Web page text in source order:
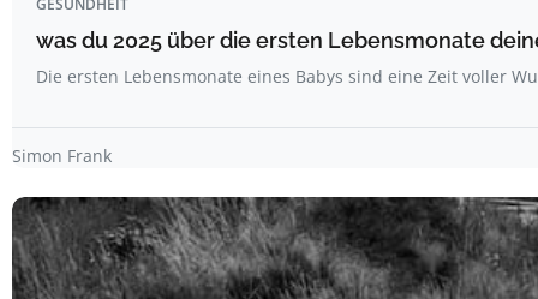
GESUNDHEIT
was du 2025 über die ersten Lebensmonate
Die ersten Lebensmonate eines Babys sind eine Zeit voller
Simon Frank